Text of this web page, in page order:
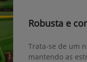
Robusta e
Trata-se de um
mantendo as